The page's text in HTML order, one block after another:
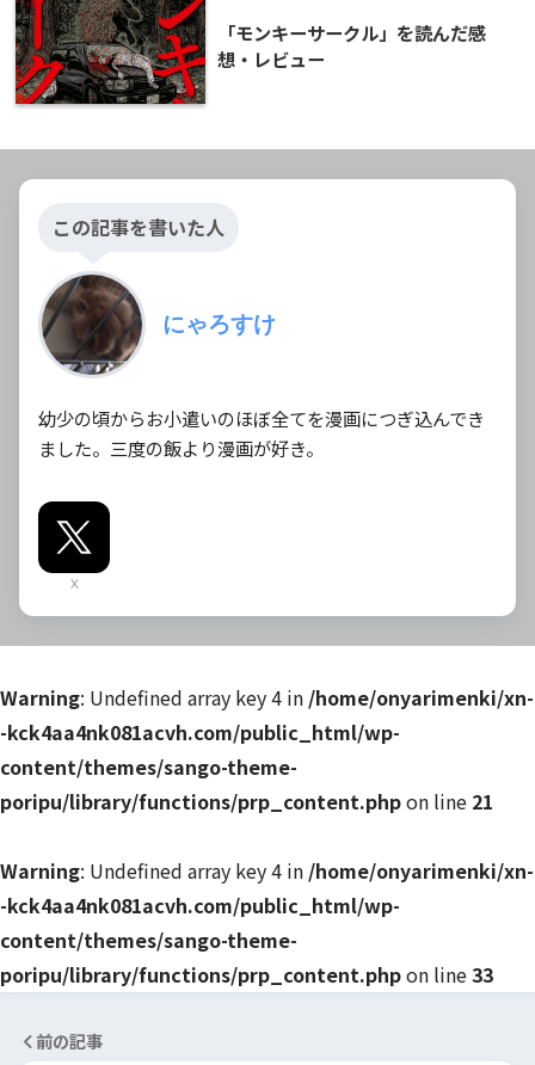
「モンキーサークル」を読んだ感
想・レビュー
この記事を書いた人
にゃろすけ
幼少の頃からお小遣いのほぼ全てを漫画につぎ込んでき
ました。三度の飯より漫画が好き。
X
Warning: Undefined array key 4 in /home/onyarimenki/xn-
-kck4aa4nk081acvh.com/public_html/wp-
content/themes/sango-theme-
poripu/library/functions/prp_content.phpon line 21
Warning: Undefined array key 4 in /home/onyarimenki/xn-
-kck4aa4nk081acvh.com/public_html/wp-
content/themes/sango-theme-
poripu/library/functions/prp_content.phpon line33
前の記事